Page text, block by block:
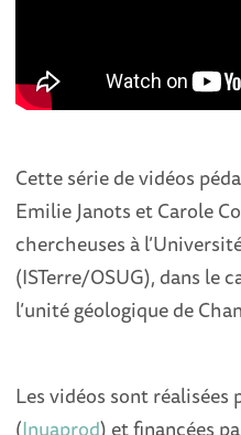
Cette série de vidéos
Emilie Janots et Carole
chercheuses à
(ISTerre/OSUG), dans le
l’unité géologique de
Les vidéos sont réalisées
(Inuaprod) et financées